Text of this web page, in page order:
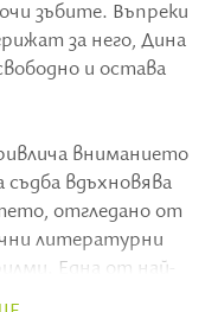
зъбите. Въпреки
за него, Дина
и остава
вниманието
вдъхновява
отгледано от
литературни
Една от най-
на Ръдиард